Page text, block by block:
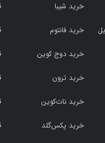
خرید شیبا
خرید فانتوم
خرید دوج کوین
خرید ترون
خرید نات‌کوین
خرید پکس‌گلد